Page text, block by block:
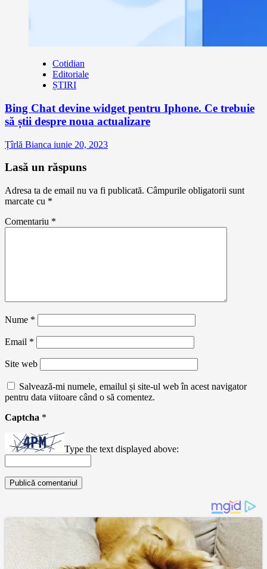
Cotidian
Editoriale
ȘTIRI
Bing Chat devine widget pentru Iphone. Ce trebuie
să știi despre noua actualizare
Țîrlă Bianca iunie 20, 2023
Lasă un răspuns
Adresa ta de email nu va fi publicată. Câmpurile obligatorii sunt
marcate cu *
Comentariu *
Nume *
Email *
Site web
Salvează-mi numele, emailul și site-ul web în acest navigator
pentru data viitoare când o să comentez.
Captcha *
Type the text displayed above: